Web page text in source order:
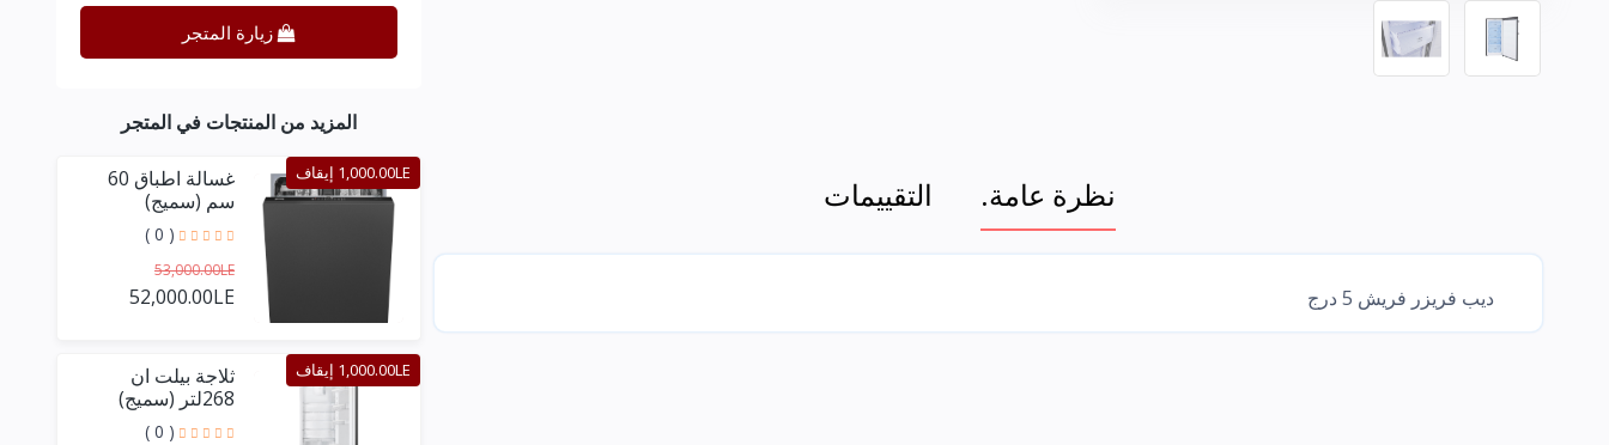
نظرة عامة. التقييمات
ديب فريزر فريش 5 درج
المزيد من المنتجات في المتجر
1,000.00LE إيقاف
غسالة اطباق 60
سم (سميج)
( 0 )
53,000.00LE
52,000.00LE
1,000.00LE إيقاف
ثلاجة بيلت ان
268لتر (سميج)
( 0 )